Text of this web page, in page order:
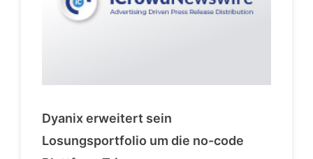
Dyanix erweitert sein
Losungsportfolio um die no-code